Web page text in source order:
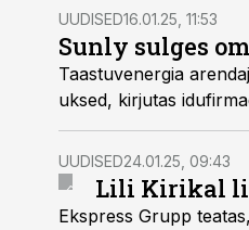
UUDISED16.01.25, 11:53
Sunly sulges
Taastuvenergia
uksed, kirjutas
UUDISED24.01.25, 09:43
Lili Kirikal
Ekspress Grupp